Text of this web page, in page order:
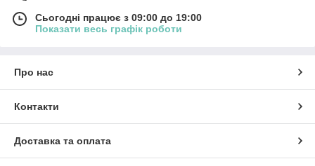
Сьогодні працює з 09:00 до 19:00
Показати весь графік роботи
Про нас
Контакти
Доставка та оплата